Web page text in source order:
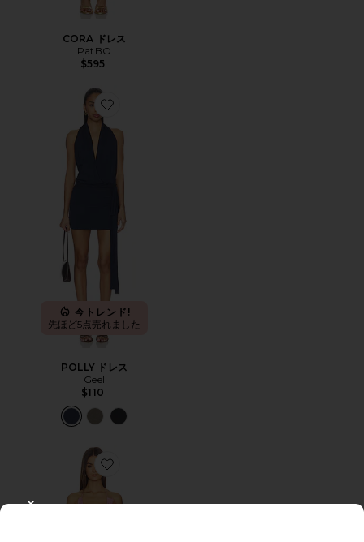
CORA ドレス
PatBO
$595
Favorite POLLY ドレス
今トレンド!
先ほど5点売れました
POLLY ドレス
Geel
$110
Favorite VIRA MINI ドレス